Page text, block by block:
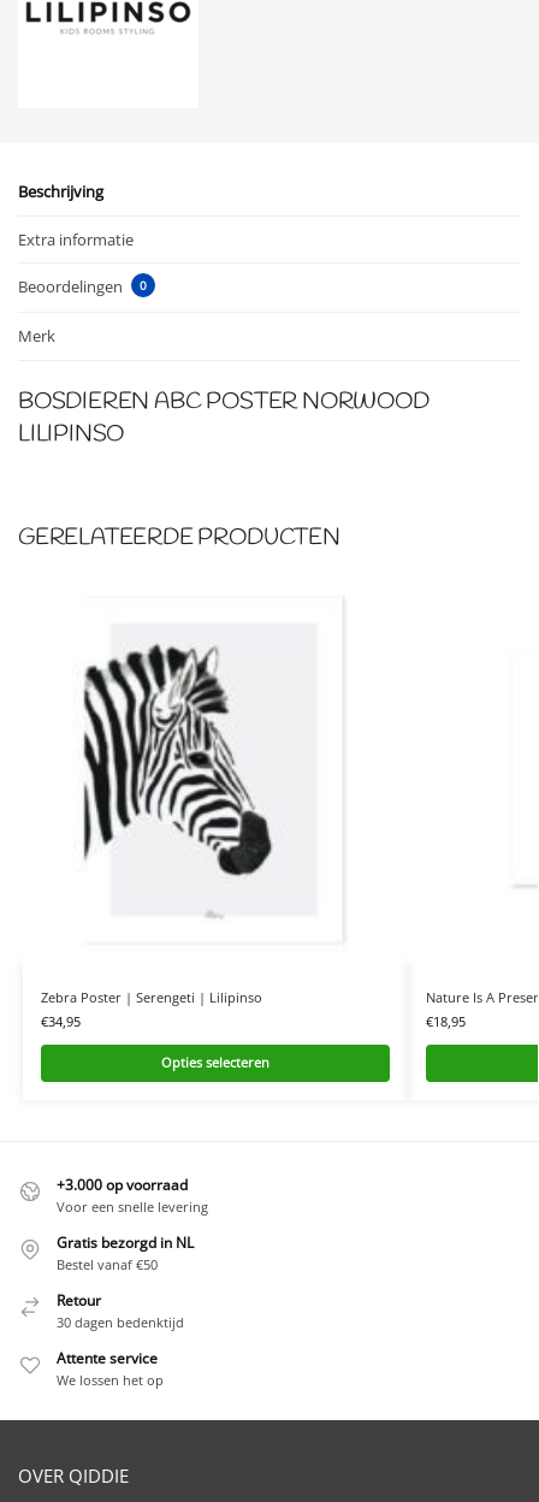
Beschrijving
Extra informatie
Beoordelingen 0
Merk
BOSDIEREN ABC POSTER NORWOOD
LILIPINSO
GERELATEERDE PRODUCTEN
Zebra Poster | Serengeti | Lilipinso
€34,95
Opties selecteren
Nature Is A
€18,95
+3.000 op voorraad
Voor een snelle levering
Gratis bezorgd in NL
Bestel vanaf €50
Retour
30 dagen bedenktijd
Attente service
We lossen het op
OVER QIDDIE